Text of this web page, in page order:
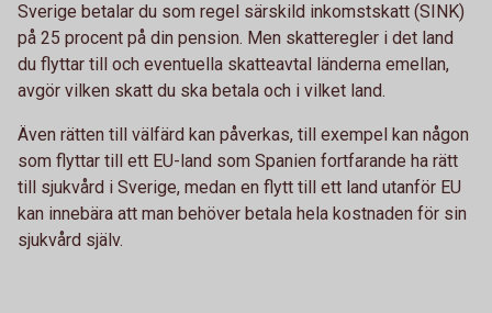
Sverige betalar du som regel särskild inkomstskatt (SINK)
på 25 procent på din pension. Men skatteregler i det land
du flyttar till och eventuella skatteavtal länderna emellan,
avgör vilken skatt du ska betala och i vilket land.
Även rätten till välfärd kan påverkas, till exempel kan någon
som flyttar till ett EU-land som Spanien fortfarande ha rätt
till sjukvård i Sverige, medan en flytt till ett land utanför EU
kan innebära att man behöver betala hela kostnaden för sin
sjukvård själv.